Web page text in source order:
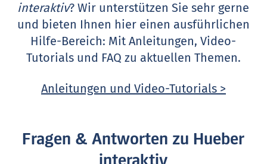
interaktiv? Wir unterstützen Sie sehr gerne
und bieten Ihnen hier einen ausführlichen
Hilfe-Bereich: Mit Anleitungen, Video-
Tutorials und FAQ zu aktuellen Themen.
Anleitungen und Video-Tutorials >
Fragen & Antworten zu Hueber